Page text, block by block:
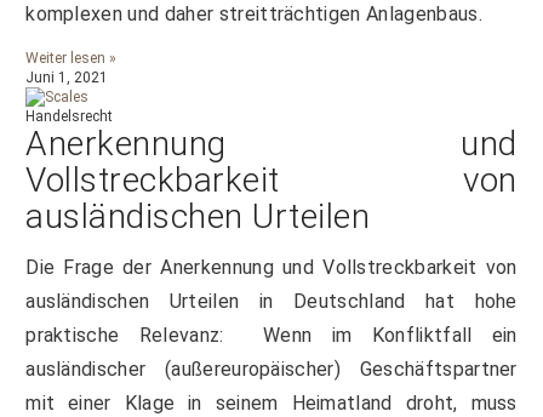
komplexen und daher streitträchtigen Anlagenbaus.
Weiter lesen »
Juni 1, 2021
Handelsrecht
Anerkennung und
Vollstreckbarkeit von
ausländischen Urteilen
Die Frage der Anerkennung und Vollstreckbarkeit von
ausländischen Urteilen in Deutschland hat hohe
praktische Relevanz: Wenn im Konfliktfall ein
ausländischer (außereuropäischer) Geschäftspartner
mit einer Klage in seinem Heimatland droht, muss